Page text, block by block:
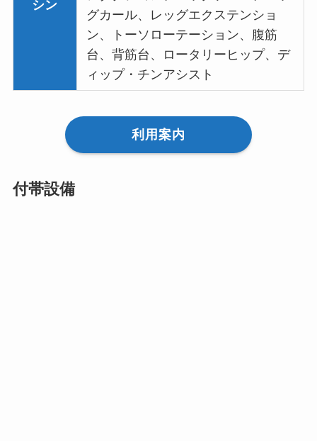
シン
グカール、レッグエクステンショ
ン、トーソローテーション、腹筋
台、背筋台、ロータリーヒップ、デ
ィップ・チンアシスト
利用案内
付帯設備